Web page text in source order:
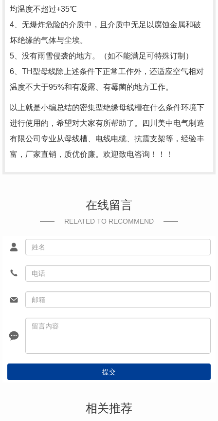
均温度不超过+35℃
4、无爆炸危险的介质中，且介质中无足以腐蚀金属和破
坏绝缘的气体与尘埃。
5、没有雨雪侵袭的地方。（如不能满足可特殊订制）
6、TH型母线除上述条件下正常工作外，还适应空气相对
温度不大于95%和有凝露、有霉菌的地方工作。
以上就是小编总结的密集型绝缘母线槽在什么条件环境下
进行使用的，希望对大家有所帮助了。
四川美中电气制造
有限公司专业从母线槽、电线电缆、抗震支架等，经验丰
富，厂家直销，质优价廉。欢迎致电咨询！！！
在线留言
RELATED TO RECOMMEND
提交
相关推荐